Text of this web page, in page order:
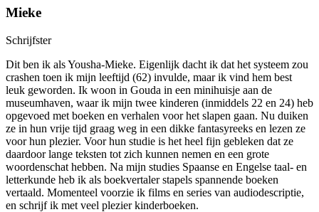
Mieke
Schrijfster
Dit ben ik als Yousha-Mieke. Eigenlijk dacht ik dat het systeem zou
crashen toen ik mijn leeftijd (62) invulde, maar ik vind hem best
leuk geworden. Ik woon in Gouda in een minihuisje aan de
museumhaven, waar ik mijn twee kinderen (inmiddels 22 en 24) heb
opgevoed met boeken en verhalen voor het slapen gaan. Nu duiken
ze in hun vrije tijd graag weg in een dikke fantasyreeks en lezen ze
voor hun plezier. Voor hun studie is het heel fijn gebleken dat ze
daardoor lange teksten tot zich kunnen nemen en een grote
woordenschat hebben. Na mijn studies Spaanse en Engelse taal- en
letterkunde heb ik als boekvertaler stapels spannende boeken
vertaald. Momenteel voorzie ik films en series van audiodescriptie,
en schrijf ik met veel plezier kinderboeken.